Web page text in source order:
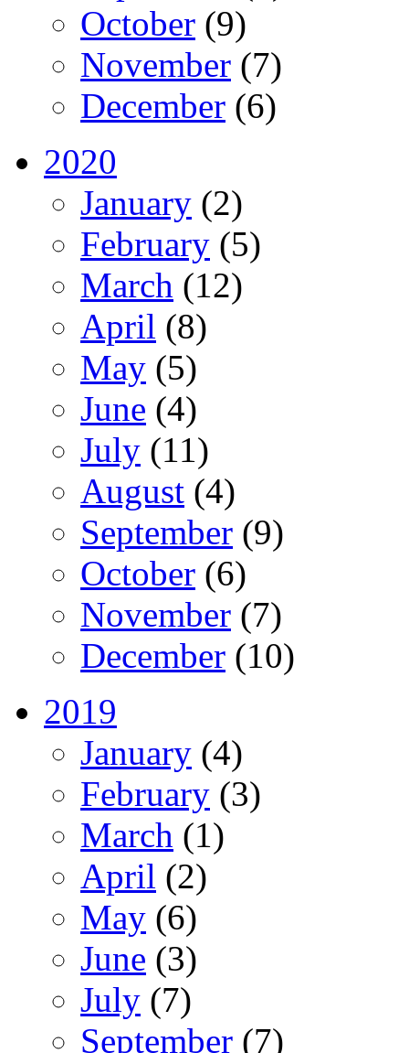
October (9)
November (7)
December (6)
2020
January (2)
February (5)
March (12)
April (8)
May (5)
June (4)
July (11)
August (4)
September (9)
October (6)
November (7)
December (10)
2019
January (4)
February (3)
March (1)
April (2)
May (6)
June (3)
July (7)
September (7)